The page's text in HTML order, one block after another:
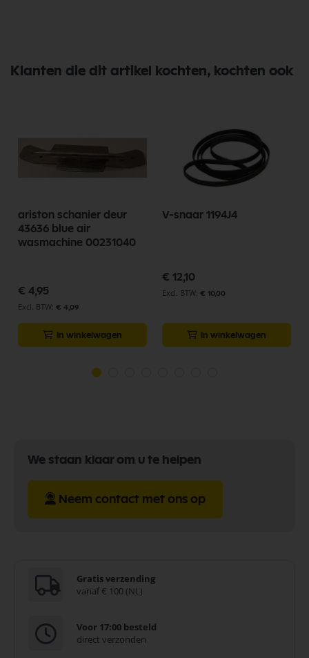
Klanten die dit artikel kochten, kochten ook
ariston schanier deur
43636 blue air
wasmachine 00231040
€ 4,95
€ 4,09
In winkelwagen
V-snaar 1194J4
€ 12,10
€ 10,00
In winkelwagen
We staan klaar om u te helpen
Neem contact met ons op
Gratis verzending
vanaf € 100 (NL)
Voor 17:00 besteld
direct verzonden